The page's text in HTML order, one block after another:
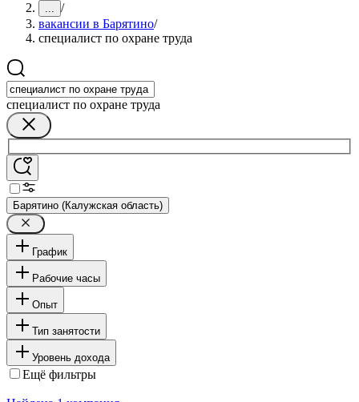
... /
вакансии в Барятино/
специалист по охране труда
специалист по охране труда
Барятино (Калужская область)
График
Рабочие часы
Опыт
Тип занятости
Уровень дохода
Ещё фильтры